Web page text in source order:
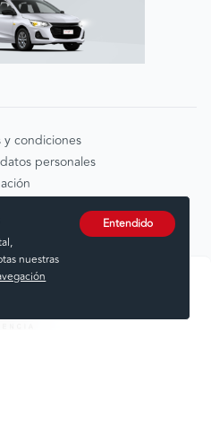
y condiciones
personales
de
nuestras
Entendido